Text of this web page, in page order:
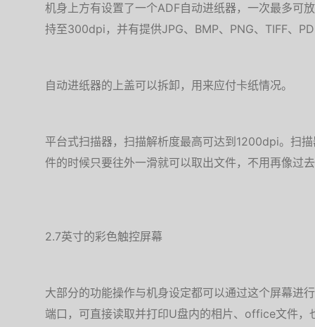
机身上方有设置了一个ADF自动进纸器，一次最多可
持至300dpi，并有提供JPG、BMP、PNG、TIFF、
自动进纸器的上盖可以拆卸，用来应付卡纸情况。
平台式扫描器，扫描解析度最高可达到1200dpi。扫
件的时候只要往外一滑就可以取出文件，不用再像过
2.7英寸的彩色触控屏幕
大部分的功能操作与机身设定都可以通过这个屏幕进
端口，可直接读取并打印U盘内的相片、office文件，